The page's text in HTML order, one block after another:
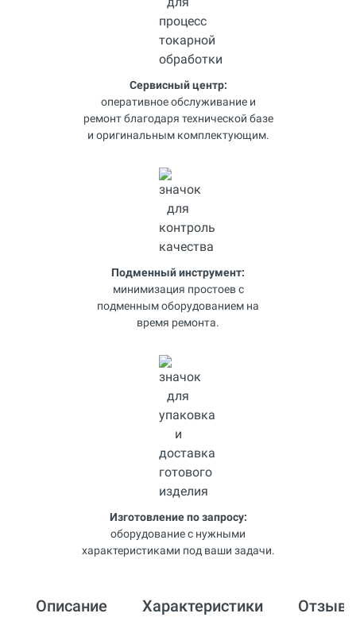
Сервисный центр:
оперативное обслуживание и
ремонт благодаря технической базе
и оригинальным комплектующим.
Подменный инструмент:
минимизация простоев с
подменным оборудованием на
время ремонта.
Изготовление по запросу:
оборудование с нужными
характеристиками под ваши задачи.
Описание Характеристики